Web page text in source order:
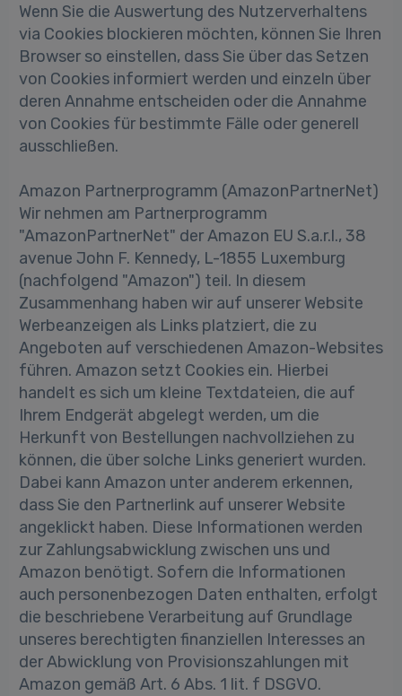
Wenn Sie die Auswertung des Nutzerverhaltens
via Cookies blockieren möchten, können Sie Ihren
Browser so einstellen, dass Sie über das Setzen
von Cookies informiert werden und einzeln über
deren Annahme entscheiden oder die Annahme
von Cookies für bestimmte Fälle oder generell
ausschließen.
Amazon Partnerprogramm (AmazonPartnerNet)
Wir nehmen am Partnerprogramm
"AmazonPartnerNet" der Amazon EU S.a.r.l., 38
avenue John F. Kennedy, L-1855 Luxemburg
(nachfolgend "Amazon") teil. In diesem
Zusammenhang haben wir auf unserer Website
Werbeanzeigen als Links platziert, die zu
Angeboten auf verschiedenen Amazon-Websites
führen. Amazon setzt Cookies ein. Hierbei
handelt es sich um kleine Textdateien, die auf
Ihrem Endgerät abgelegt werden, um die
Herkunft von Bestellungen nachvollziehen zu
können, die über solche Links generiert wurden.
Dabei kann Amazon unter anderem erkennen,
dass Sie den Partnerlink auf unserer Website
angeklickt haben. Diese Informationen werden
zur Zahlungsabwicklung zwischen uns und
Amazon benötigt. Sofern die Informationen
auch personenbezogen Daten enthalten, erfolgt
die beschriebene Verarbeitung auf Grundlage
unseres berechtigten finanziellen Interesses an
der Abwicklung von Provisionszahlungen mit
Amazon gemäß Art. 6 Abs. 1 lit. f DSGVO.